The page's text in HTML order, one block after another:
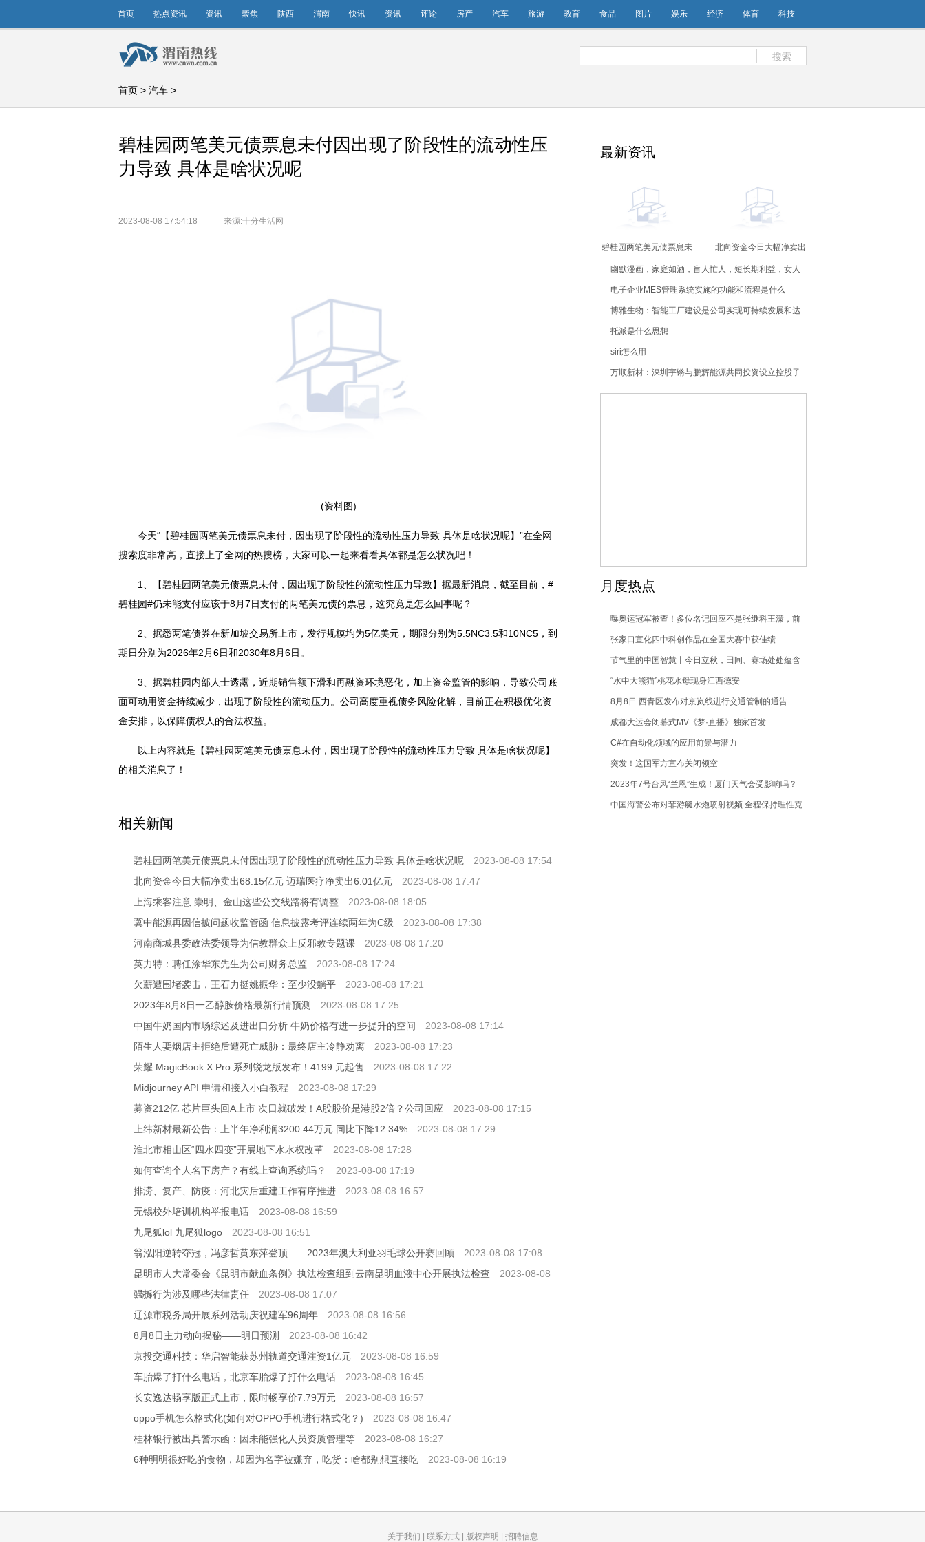
首页 热点资讯 资讯 聚焦 陕西 渭南 快讯 资讯 评论 房产 汽车 旅游 教育 食品 图片 娱乐 经济 体育 科技
搜索
首页 > 汽车 >
碧桂园两笔美元债票息未付因出现了阶段性的流动性压
力导致 具体是啥状况呢
2023-08-08 17:54:18 来源:十分生活网
(资料图)
今天“【碧桂园两笔美元债票息未付，因出现了阶段性的流动性压力导致 具体是啥状况呢】”在全网
搜索度非常高，直接上了全网的热搜榜，大家可以一起来看看具体都是怎么状况吧！
1、【碧桂园两笔美元债票息未付，因出现了阶段性的流动性压力导致】据最新消息，截至目前，#
碧桂园#仍未能支付应该于8月7日支付的两笔美元债的票息，这究竟是怎么回事呢？
2、据悉两笔债券在新加坡交易所上市，发行规模均为5亿美元，期限分别为5.5NC3.5和10NC5，到
期日分别为2026年2月6日和2030年8月6日。
3、据碧桂园内部人士透露，近期销售额下滑和再融资环境恶化，加上资金监管的影响，导致公司账
面可动用资金持续减少，出现了阶段性的流动压力。公司高度重视债务风险化解，目前正在积极优化资
金安排，以保障债权人的合法权益。
以上内容就是【碧桂园两笔美元债票息未付，因出现了阶段性的流动性压力导致 具体是啥状况呢】
的相关消息了！
相关新闻
碧桂园两笔美元债票息未付因出现了阶段性的流动性压力导致 具体是啥状况呢
2023-08-08 17:54
北向资金今日大幅净卖出68.15亿元 迈瑞医疗净卖出6.01亿元
2023-08-08 17:47
上海乘客注意 崇明、金山这些公交线路将有调整
2023-08-08 18:05
冀中能源再因信披问题收监管函 信息披露考评连续两年为C级
2023-08-08 17:38
河南商城县委政法委领导为信教群众上反邪教专题课
2023-08-08 17:20
英力特：聘任涂华东先生为公司财务总监
2023-08-08 17:24
欠薪遭围堵袭击，王石力挺姚振华：至少没躺平
2023-08-08 17:21
2023年8月8日一乙醇胺价格最新行情预测
2023-08-08 17:25
中国牛奶国内市场综述及进出口分析 牛奶价格有进一步提升的空间
2023-08-08 17:14
陌生人要烟店主拒绝后遭死亡威胁：最终店主冷静劝离
2023-08-08 17:23
荣耀 MagicBook X Pro 系列锐龙版发布！4199 元起售
2023-08-08 17:22
Midjourney API 申请和接入小白教程
2023-08-08 17:29
募资212亿 芯片巨头回A上市 次日就破发！A股股价是港股2倍？公司回应
2023-08-08 17:15
上纬新材最新公告：上半年净利润3200.44万元 同比下降12.34%
2023-08-08 17:29
淮北市相山区“四水四变”开展地下水水权改革
2023-08-08 17:28
如何查询个人名下房产？有线上查询系统吗？
2023-08-08 17:19
排涝、复产、防疫：河北灾后重建工作有序推进
2023-08-08 16:57
无锡校外培训机构举报电话
2023-08-08 16:59
九尾狐lol 九尾狐logo
2023-08-08 16:51
翁泓阳逆转夺冠，冯彦哲黄东萍登顶——2023年澳大利亚羽毛球公开赛回顾
2023-08-08 17:08
昆明市人大常委会《昆明市献血条例》执法检查组到云南昆明血液中心开展执法检查
2023-08-08
16:57
强拆行为涉及哪些法律责任
2023-08-08 17:07
辽源市税务局开展系列活动庆祝建军96周年
2023-08-08 16:56
8月8日主力动向揭秘——明日预测
2023-08-08 16:42
京投交通科技：华启智能获苏州轨道交通注资1亿元
2023-08-08 16:59
车胎爆了打什么电话，北京车胎爆了打什么电话
2023-08-08 16:45
长安逸达畅享版正式上市，限时畅享价7.79万元
2023-08-08 16:57
oppo手机怎么格式化(如何对OPPO手机进行格式化？)
2023-08-08 16:47
桂林银行被出具警示函：因未能强化人员资质管理等
2023-08-08 16:27
6种明明很好吃的食物，却因为名字被嫌弃，吃货：啥都别想直接吃
2023-08-08 16:19
最新资讯
碧桂园两笔美元债票息未
性压力导致 具体是啥状况
北向资金今日大幅净卖出
出6.01亿元
幽默漫画，家庭如酒，盲人忙人，短长期利益，女人
沙漏，打工闹钟
电子企业MES管理系统实施的功能和流程是什么
博雅生物：智能工厂建设是公司实现可持续发展和达
成战略目标的重要举措，公司积极推进智能工厂的建
设
托派是什么思想
siri怎么用
万顺新材：深圳宇锵与鹏辉能源共同投资设立控股子
公司
月度热点
曝奥运冠军被查！多位名记回应不是张继科王濛，前
国手透露新消息
张家口宣化四中科创作品在全国大赛中获佳绩
节气里的中国智慧丨今日立秋，田间、赛场处处蕴含
着丰收的希冀！
“水中大熊猫”桃花水母现身江西德安
8月8日 西青区发布对京岚线进行交通管制的通告
成都大运会闭幕式MV《梦·直播》独家首发
C#在自动化领域的应用前景与潜力
突发！这国军方宣布关闭领空
2023年7号台风“兰恩”生成！厦门天气会受影响吗？
中国海警公布对菲游艇水炮喷射视频 全程保持理性克
关于我们 | 联系方式| 版权声明 | 招聘信息